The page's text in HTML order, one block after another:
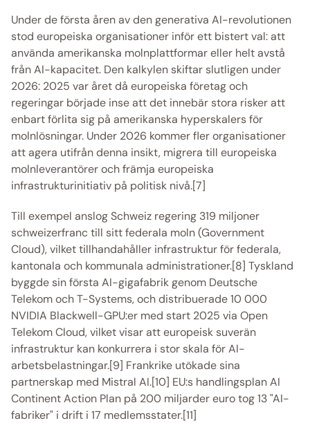
Under de första åren av den generativa AI-revolutionen
stod europeiska organisationer inför ett bistert val: att
använda amerikanska molnplattformar eller helt avstå
från AI-kapacitet. Den kalkylen skiftar slutligen under
2026: 2025 var året då europeiska företag och
regeringar började inse att det innebär stora risker att
enbart förlita sig på amerikanska hyperskalers för
molnlösningar. Under 2026 kommer fler organisationer
att agera utifrån denna insikt, migrera till europeiska
molnleverantörer och främja europeiska
infrastrukturinitiativ på politisk nivå.[7]
Till exempel anslog Schweiz regering 319 miljoner
schweizerfranc till sitt federala moln (Government
Cloud), vilket tillhandahåller infrastruktur för federala,
kantonala och kommunala administrationer.[8] Tyskland
byggde sin första AI-gigafabrik genom Deutsche
Telekom och T-Systems, och distribuerade 10 000
NVIDIA Blackwell-GPU:er med start 2025 via Open
Telekom Cloud, vilket visar att europeisk suverän
infrastruktur kan konkurrera i stor skala för AI-
arbetsbelastningar.[9] Frankrike utökade sina
partnerskap med Mistral AI.[10] EU:s handlingsplan AI
Continent Action Plan på 200 miljarder euro tog 13 "AI-
fabriker" i drift i 17 medlemsstater.[11]